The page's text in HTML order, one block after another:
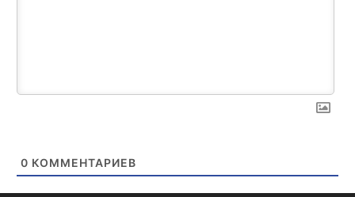
0 КОММЕНТАРИЕВ